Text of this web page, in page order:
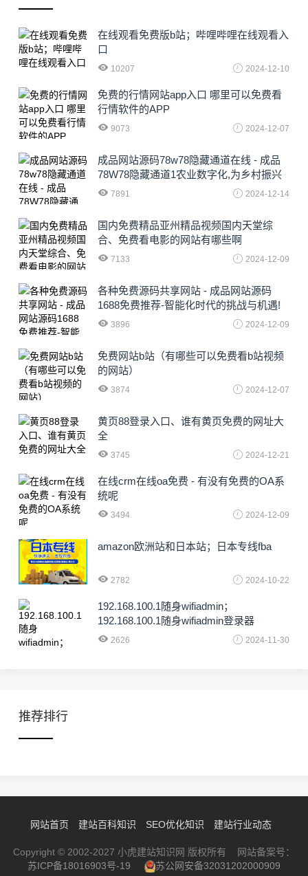
在线观看免费版b站；哔哩哔哩在线观看入
口
10207 2024-12-10
免费的行情网站app入口 哪里可以免费看
行情软件的APP
9073 2024-12-07
成品网站源码78w78隐藏通道在线 - 成品
78W78隐藏通道1农业数字化,为乡村振兴
注入新动力
7891 2024-12-14
国内免费精品亚州精品视频国内天堂综
合、免费看电影的网站有哪些啊
7133 2024-12-09
各种免费源码共享网站 - 成品网站源码
1688免费推荐-智能化时代的挑战与机遇!
3896 2024-12-09
免费网站b站（有哪些可以免费看b站视频
的网站）
3874 2024-12-07
黄页88登录入口、谁有黄页免费的网址大
全
3745 2024-12-21
在线crm在线oa免费 - 有没有免费的OA系
统呢
3494 2024-12-09
amazon欧洲站和日本站；日本专线fba
2782 2024-10-22
192.168.100.1随身wifiadmin；
192.168.100.1随身wifiadmin登录器
2626 2024-11-30
推荐排行
网站首页 建站百科知识 SEO优化知识 建站行业动态
Copyright © 2002-2027 小虎建站知识网 版权所有 网站备案号：
苏ICP备18016903号-19
苏公网安备32031202000909